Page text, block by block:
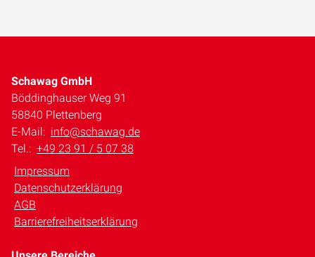
Schawag GmbH
Böddinghauser Weg 91
58840 Plettenberg
E-Mail: info@schawag.de
Tel.: +49 23 91 / 5 07 38
Impressum
Datenschutzerklärung
AGB
Barrierefreiheitserklärung